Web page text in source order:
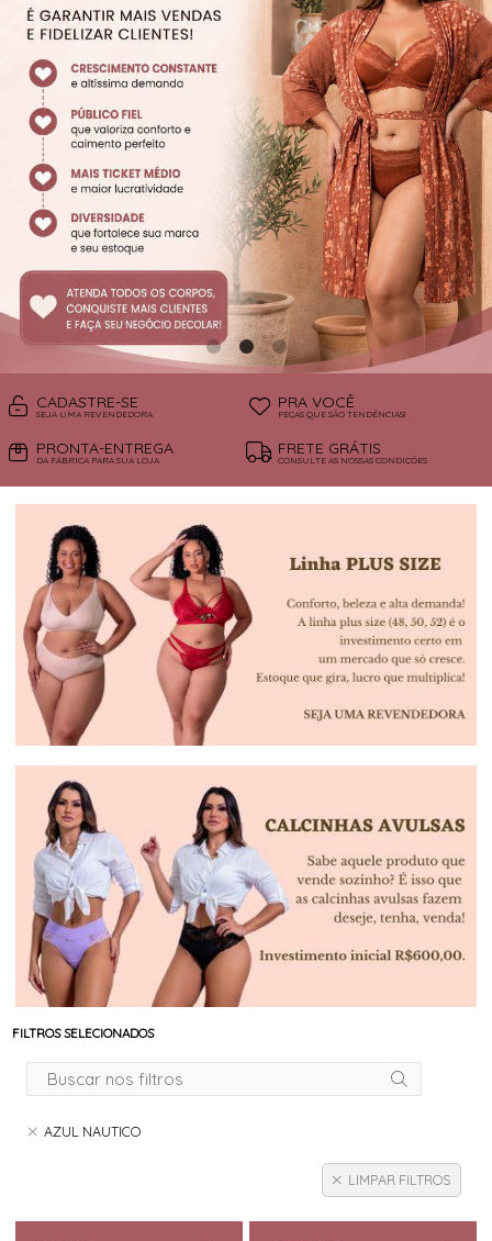
SUTIÃS
CADASTRE-SE
SEJA UMA REVENDEDORA
PRA VOCÊ
PEÇAS QUE SÃO TENDÊNCIAS!
PRONTA-ENTREGA
DA FÁBRICA PARA SUA LOJA
FRETE GRÁTIS
CONSULTE AS NOSSAS CONDIÇÕES
FILTROS SELECIONADOS
AZUL NAUTICO
LIMPAR FILTROS